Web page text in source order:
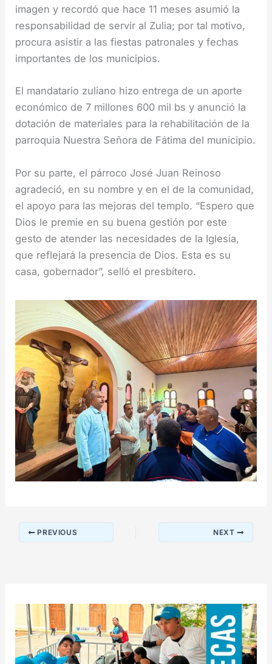
imagen y recordó que hace 11 meses asumió la
responsabilidad de servir al Zulia; por tal motivo,
procura asistir a las fiestas patronales y fechas
importantes de los municipios.
El mandatario zuliano hizo entrega de un aporte
económico de 7 millones 600 mil bs y anunció la
dotación de materiales para la rehabilitación de la
parroquia Nuestra Señora de Fátima del municipio.
Por su parte, el párroco José Juan Reinoso
agradeció, en su nombre y en el de la comunidad,
el apoyo para las mejoras del templo. “Espero que
Dios le premie en su buena gestión por este
gesto de atender las necesidades de la Iglesia,
que reflejará la presencia de Dios. Esta es su
casa, gobernador”, selló el presbítero.
PREVIOUS NEXT